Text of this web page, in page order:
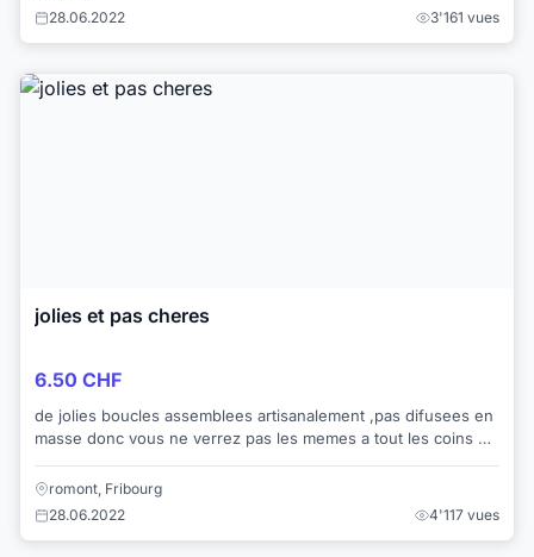
28.06.2022
3'161 vues
jolies et pas cheres
6.50 CHF
de jolies boucles assemblees artisanalement ,pas difusees en
masse donc vous ne verrez pas les memes a tout les coins de
romont, Fribourg
28.06.2022
4'117 vues